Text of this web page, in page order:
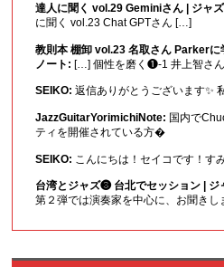
達人に聞く vol.29 Geminiさん | ジャ
に聞く vol.23 Chat GPTさん […]
教則本 棚卸 vol.23 名取さん Parkerに
ノート: […] 個性を磨く❶-1 井上智さ
SEIKO: 返信ありがとうございます✨
JazzGuitarYorimichiNote: 国内で
ティを開催されている方�
SEIKO: こんにちは！セイコです！
台湾とジャズ❸ 台北でセッション | ジ
第２弾では演奏家を中心に、お聞き